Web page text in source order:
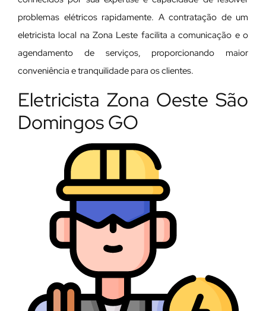
problemas elétricos rapidamente. A contratação de um
eletricista local na Zona Leste facilita a comunicação e o
agendamento de serviços, proporcionando maior
conveniência e tranquilidade para os clientes.
Eletricista Zona Oeste São
Domingos GO